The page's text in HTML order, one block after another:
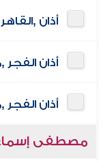
أذان
أذان الفجر
أذان الفجر
مصطفى